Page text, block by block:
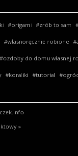
origami zrób to sam
własnoręcznie robione
ozdoby do domu własnej
koraliki tutorial
»